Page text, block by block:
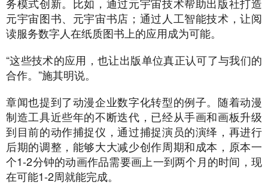
元宇宙图书、元宇宙书店；通过人工智能技术，让阅
读服务数字人在纸质图书上的应用成为可能。
“这些技术的应用，也让出版单位真正认可了与我们的
合作。”施其明说。
章闻也提到了动漫企业数字化转型的例子。随着动漫
制造工具近些年的不断迭代，已经从手画和画板升级
到目前的动作捕捉仪，通过捕捉演员的演绎，再进行
后期的调整，能够大大减少创作周期和成本，原本一
个1-2分钟的动画作品需要画上一到两个月的时间，现
在可能1-2周就能完成。